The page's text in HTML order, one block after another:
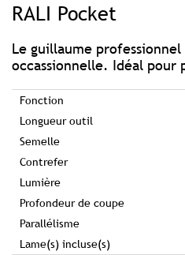
RALI Pocket
Le guillaume
occassionnelle. Idéal pour
Fonction
Longueur outil
Semelle
Contrefer
Lumière
Profondeur de coupe
Parallélisme
Lame(s) incluse(s)
beginning
images
gallery